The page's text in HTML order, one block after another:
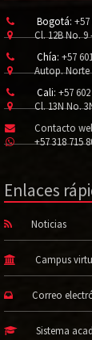
Bogotá: +57
Cl. 12B No. 9
Chía: +57
Autop. Norte
Cali: +57
Cl. 13N No.
Contacto
+57 318 715
Enlaces
Noticias
Campus
Correo
Sistema